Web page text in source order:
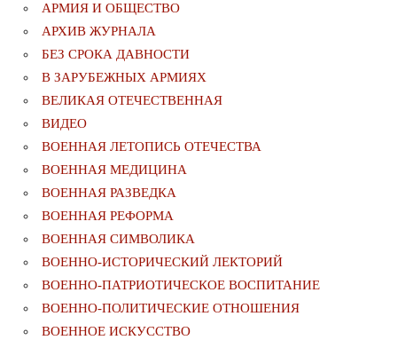
АРМИЯ И ОБЩЕСТВО
АРХИВ ЖУРНАЛА
БЕЗ СРОКА ДАВНОСТИ
В ЗАРУБЕЖНЫХ АРМИЯХ
ВЕЛИКАЯ ОТЕЧЕСТВЕННАЯ
ВИДЕО
ВОЕННАЯ ЛЕТОПИСЬ ОТЕЧЕСТВА
ВОЕННАЯ МЕДИЦИНА
ВОЕННАЯ РАЗВЕДКА
ВОЕННАЯ РЕФОРМА
ВОЕННАЯ СИМВОЛИКА
ВОЕННО-ИСТОРИЧЕСКИЙ ЛЕКТОРИЙ
ВОЕННО-ПАТРИОТИЧЕСКОЕ ВОСПИТАНИЕ
ВОЕННО-ПОЛИТИЧЕСКИE ОТНОШЕНИЯ
ВОЕННОЕ ИСКУССТВО